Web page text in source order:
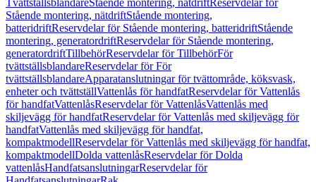
TvättställsblandareStående montering, nätdriftReservdelar för
Stående montering, nätdriftStående montering,
batteridriftReservdelar för Stående montering, batteridriftStående
montering, generatordriftReservdelar för Stående montering,
generatordriftTillbehörReservdelar för TillbehörFör
tvättställsblandareReservdelar för För
tvättställsblandareApparatanslutningar för tvättområde, köksvask,
enheter och tvättställVattenlås för handfatReservdelar för Vattenlås
för handfatVattenlåsReservdelar för VattenlåsVattenlås med
skiljevägg för handfatReservdelar för Vattenlås med skiljevägg för
handfatVattenlås med skiljevägg för handfat,
kompaktmodellReservdelar för Vattenlås med skiljevägg för handfat,
kompaktmodellDolda vattenlåsReservdelar för Dolda
vattenlåsHandfatsanslutningarReservdelar för